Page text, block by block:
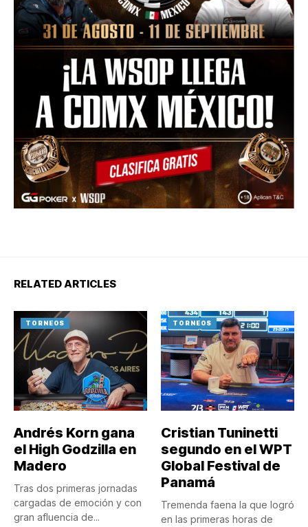
RELATED ARTICLES
TORNEOS
Andrés Korn gana
el High Godzilla en
Madero
Tras dos primeras jornadas
cargadas de emoción y con
gran afluencia de...
TORNEOS
Cristian Tuninetti
segundo en el WPT
Global Festival de
Panamá
Tremenda faena la que logró
en las primeras horas de